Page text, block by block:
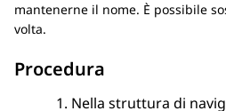
mantenerne il nome. È possibile
volta.
Procedura
Nella struttura di